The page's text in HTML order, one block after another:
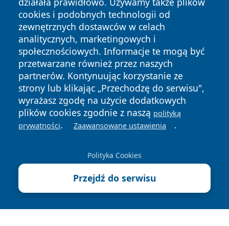
cookies i podobnych technologii od
zewnętrznych dostawców w celach
analitycznych, marketingowych i
społecznościowych. Informacje te mogą być
przetwarzane również przez naszych
partnerów. Kontynuując korzystanie ze
strony lub klikając „Przechodzę do serwisu",
wyrażasz zgodę na użycie dodatkowych
plików cookies zgodnie z naszą polityką
prywatności. Zaawansowane ustawienia .
Polityka Cookies
Przejdź do serwisu
Copyright © 2026 lubliniec360.pl Wszystkie prawa
zastrzeżone.
News Autorzy
Polityka
Prywatności
Polityka
Cookies